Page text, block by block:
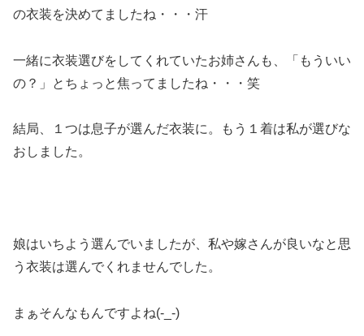
の衣装を決めてましたね・・・汗
一緒に衣装選びをしてくれていたお姉さんも、「もういい
の？」とちょっと焦ってましたね・・・笑
結局、１つは息子が選んだ衣装に。もう１着は私が選びな
おしました。
娘はいちよう選んでいましたが、私や嫁さんが良いなと思
う衣装は選んでくれませんでした。
まぁそんなもんですよね(-_-)